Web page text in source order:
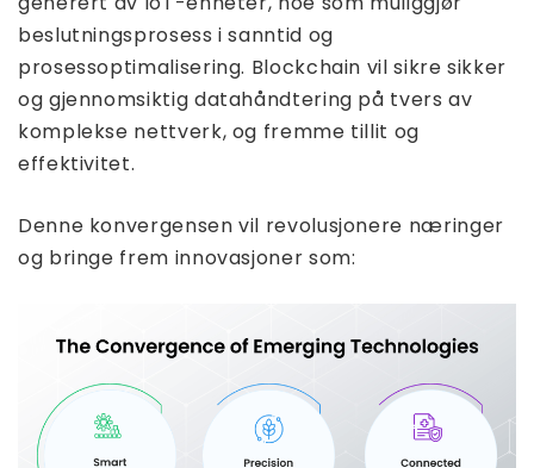
beslutningsprosess i sanntid og
prosessoptimalisering. Blockchain vil sikre sikker
og gjennomsiktig datahåndtering på tvers av
komplekse nettverk, og fremme tillit og
effektivitet.
Denne konvergensen vil revolusjonere næringer
og bringe frem innovasjoner som: